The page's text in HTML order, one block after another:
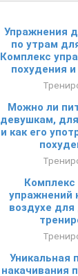
Упражнения
по утрам
Комплекс
похудения
Можно ли
девушкам,
и как его
Комплекс
упражнений
воздухе
Уникальная
накачивания